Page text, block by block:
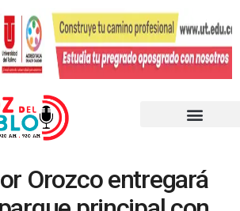
Orozco entregará